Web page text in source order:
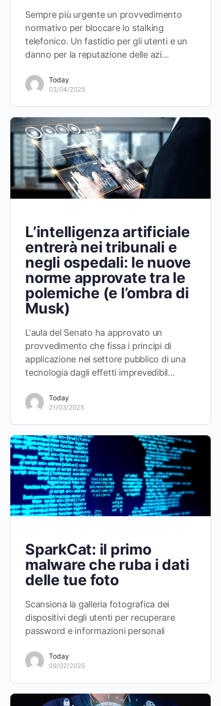
Sempre più urgente un provvedimento
normativo per bloccare lo stalking
telefonico. Un fastidio per gli utenti e un
danno per la reputazione delle azi…
Today
03/04/2025
L’intelligenza artificiale
entrerà nei tribunali e
negli ospedali: le nuove
norme approvate tra le
polemiche (e l’ombra di
Musk)
L'aula del Senato ha approvato un
provvedimento che fissa i principi di
applicazione nel settore pubblico di una
tecnologia dagli effetti imprevedibil…
Today
21/03/2025
SparkCat: il primo
malware che ruba i dati
delle tue foto
Scansiona la galleria fotografica dei
dispositivi degli utenti per recuperare
password e informazioni personali
Today
09/02/2025